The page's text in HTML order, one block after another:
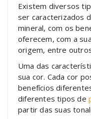
Existem diversos
ser caracterizados
mineral, com os
oferecem, com a
origem, entre
Uma das
sua cor. Cada cor
benefícios
diferentes tipos de
partir das suas